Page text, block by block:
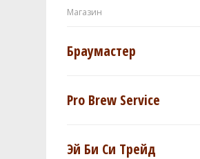
Магазин
Браумастер
Pro Brew Service
Эй Би Си Трейд